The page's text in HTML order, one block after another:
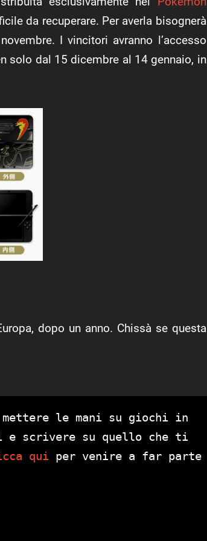
da recuperare. Per averla bisognerà
I vincitori avranno l’accesso
solo dal 15 dicembre al 14 gennaio, in
dopo un anno. Chissà se questa
le mani su giochi in
e scrivere su quello che ti
qui per venire a far parte